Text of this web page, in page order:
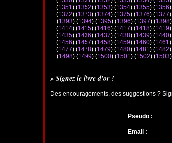
(1351) (1352) (1353) (1354) (1355) (1356)
(1372) (1373) (1374) (1375) (1376) (1377)
(1393) (1394) (1395) (1396) (1397) (1398
(1414) (1415) (1416) (1417) (1418) (1419)
(1435) (1436) (1437) (1438) (1439) (1440)
(1456) (1457) (1458) (1459) (1460) (1461)
(1477) (1478) (1479) (1480) (1481) (1482)
(1498) (1499) (1500) (1501) (1502) (1503
» Signez le livre d'or !
Des encouragements, des suggestions ?
Pseudo :
Email :